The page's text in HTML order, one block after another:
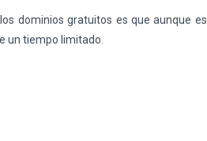
dominios gratuitos es que aunque
un tiempo limitado.